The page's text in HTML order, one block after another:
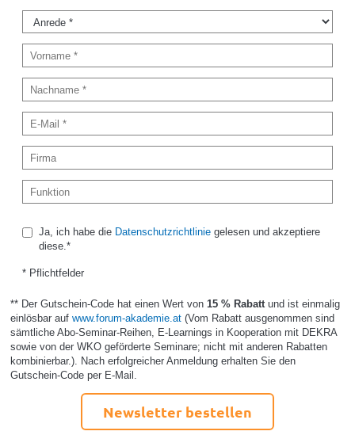
Ja, ich habe die Datenschutzrichtliniegelesen und akzeptiere
diese.*
* Pflichtfelder
** Der Gutschein-Code hat einen Wert von 15 % Rabatt und ist einmalig
einlösbar auf www.forum-akademie.at(Vom Rabatt ausgenommen sind
sämtliche Abo-Seminar-Reihen, E-Learnings in Kooperation mit DEKRA
sowie von der WKO geförderte Seminare; nicht mit anderen Rabatten
kombinierbar.). Nach erfolgreicher Anmeldung erhalten Sie den
Gutschein-Code per E-Mail.
Newsletter bestellen